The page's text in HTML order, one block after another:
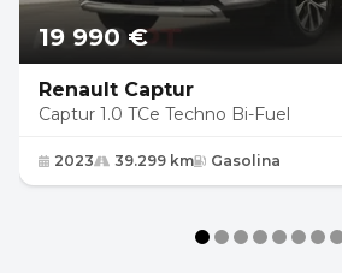
19 990 €
Renault Captur
Captur 1.0 TCe Techno Bi-Fuel
2023 39.299 km Gasolina